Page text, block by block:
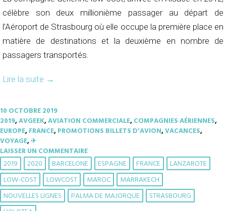
célèbre son deux millionième passager au départ de
l’Aéroport de Strasbourg où elle occupe la première place en
matière de destinations et la deuxième en nombre de
passagers transportés.
Lire la suite →
10 OCTOBRE 2019
2019,AVGEEK,AVIATION COMMERCIALE,COMPAGNIES AÉRIENNES,
EUROPE,FRANCE,PROMOTIONS BILLETS D'AVION,VACANCES,
VOYAGE,✈︎
LAISSER UN COMMENTAIRE
2019 2020 BARCELONE ESPAGNE FRANCE
LANZAROTE
LOW-COST
LOWCOST MAROC
MARRAKECH
NOUVELLES LIGNES
PALMA DE MAJORQUE
STRASBOURG